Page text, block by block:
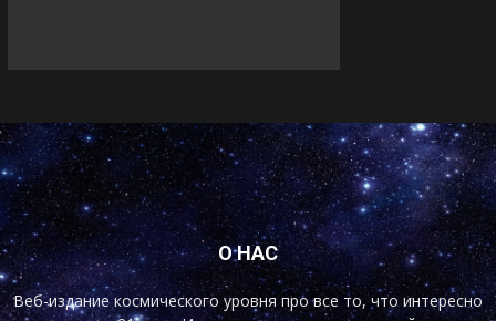
О НАС
Веб-издание космического уровня про все то, что интересно